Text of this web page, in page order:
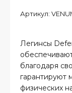
Артикул:
Легинсы
благодаря
гарантируют
физических